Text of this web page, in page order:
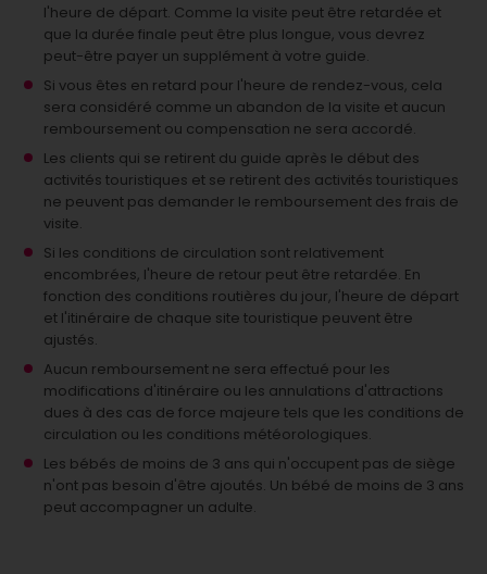
l'heure de départ. Comme la visite peut être retardée et
que la durée finale peut être plus longue, vous devrez
peut-être payer un supplément à votre guide.
Si vous êtes en retard pour l'heure de rendez-vous, cela
sera considéré comme un abandon de la visite et aucun
remboursement ou compensation ne sera accordé.
Les clients qui se retirent du guide après le début des
activités touristiques et se retirent des activités touristiques
ne peuvent pas demander le remboursement des frais de
visite.
Si les conditions de circulation sont relativement
encombrées, l'heure de retour peut être retardée. En
fonction des conditions routières du jour, l'heure de départ
et l'itinéraire de chaque site touristique peuvent être
ajustés.
Aucun remboursement ne sera effectué pour les
modifications d'itinéraire ou les annulations d'attractions
dues à des cas de force majeure tels que les conditions de
circulation ou les conditions météorologiques.
Les bébés de moins de 3 ans qui n'occupent pas de siège
n'ont pas besoin d'être ajoutés. Un bébé de moins de 3 ans
peut accompagner un adulte.